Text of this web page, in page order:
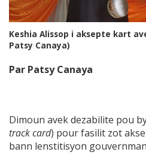
Keshia Alissop i aksepte kart
Patsy Canaya)
Par Patsy Canaya
Dimoun avek dezabilite pou
track card) pour fasilit zot
bann lenstitisyon